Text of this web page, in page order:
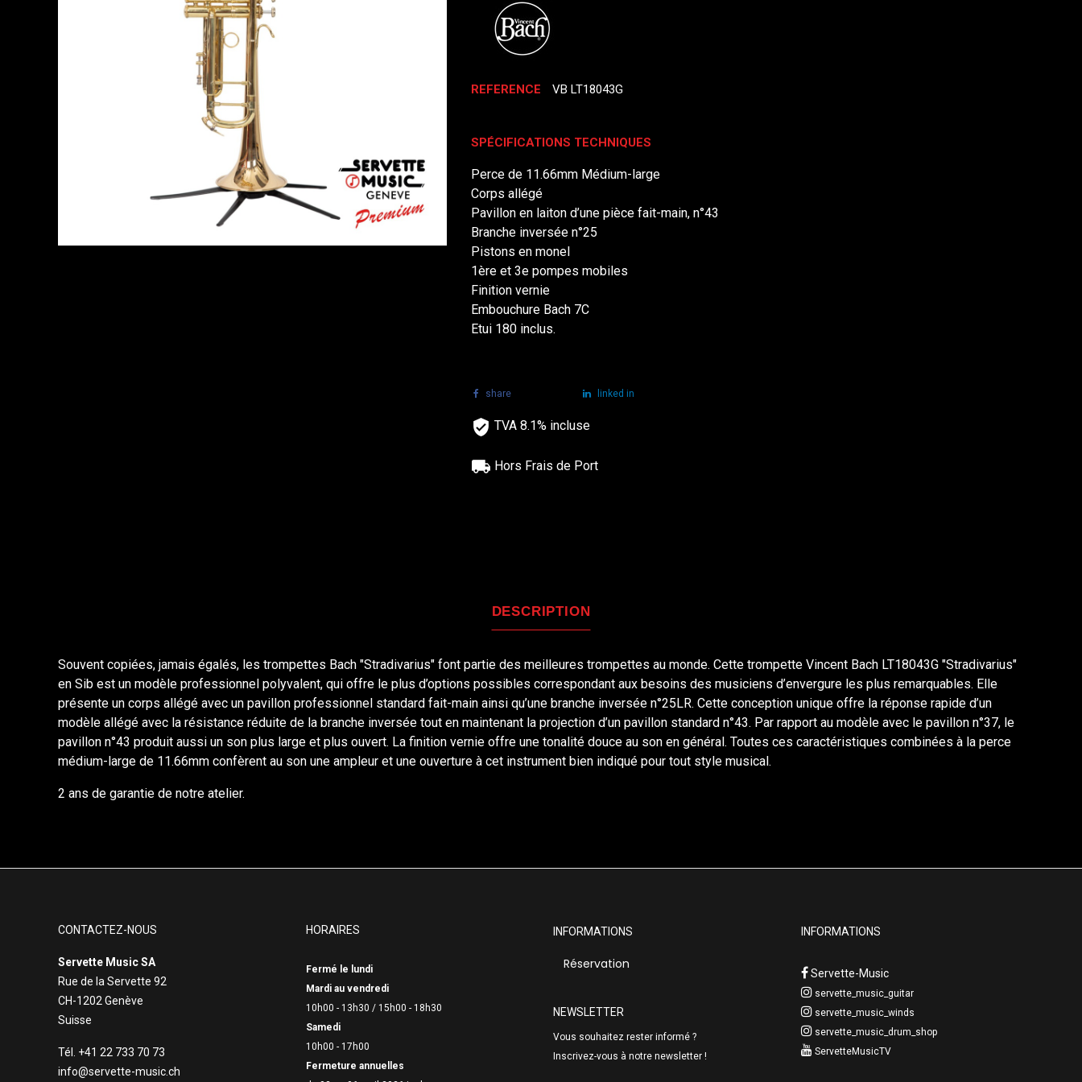
REFERENCE VB LT18043G
SPÉCIFICATIONS TECHNIQUES
Perce de 11.66mm Médium-large
Corps allégé
Pavillon en laiton d’une pièce fait-main, n°43
Branche inversée n°25
Pistons en monel
1ère et 3e pompes mobiles
Finition vernie
Embouchure Bach 7C
Etui 180 inclus.
share linked in
TVA 8.1% incluse
Hors Frais de Port
DESCRIPTION
Souvent copiées, jamais égalés, les trompettes Bach "Stradivarius" font partie des meilleures trompettes au monde. Cette trompette Vincent Bach LT18043G "Stradivarius"
en Sib est un modèle professionnel polyvalent, qui offre le plus d’options possibles correspondant aux besoins des musiciens d’envergure les plus remarquables. Elle
présente un corps allégé avec un pavillon professionnel standard fait-main ainsi qu’une branche inversée n°25LR. Cette conception unique offre la réponse rapide d’un
modèle allégé avec la résistance réduite de la branche inversée tout en maintenant la projection d’un pavillon standard n°43. Par rapport au modèle avec le pavillon n°37, le
pavillon n°43 produit aussi un son plus large et plus ouvert. La finition vernie offre une tonalité douce au son en général. Toutes ces caractéristiques combinées à la perce
médium-large de 11.66mm confèrent au son une ampleur et une ouverture à cet instrument bien indiqué pour tout style musical.
2 ans de garantie de notre atelier.
CONTACTEZ-NOUS
Servette Music SA
Rue de la Servette 92
CH-1202 Genève
Suisse
Tél. +41 22 733 70 73
info@servette-music.ch
HORAIRES
Fermé le lundi
Mardi au vendredi
10h00 - 13h30 /15h00 - 18h30
Samedi
10h00 - 17h00
Fermeture annuelles
INFORMATIONS
Réservation
NEWSLETTER
Vous souhaitez rester informé ?
Inscrivez-vous à notre newsletter !
INFORMATIONS
Servette-Music
servette_music_guitar
servette_music_winds
servette_music_drum_shop
ServetteMusicTV